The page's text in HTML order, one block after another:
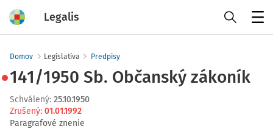
Legalis
Domov Legislatíva Predpisy
141/1950 Sb. Občanský zákoník
Schválený: 25.10.1950
Zrušený: 01.01.1992
Paragrafové znenie